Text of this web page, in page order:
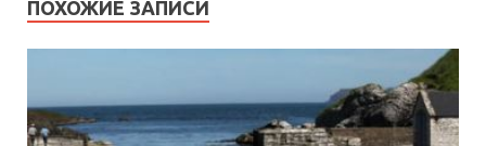
ПОХОЖИЕ ЗАПИСИ